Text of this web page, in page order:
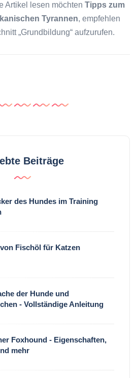
Artikel lesen möchten Tipps zum
Tyrannen, empfehlen
„Grundbildung“ aufzurufen.
Beiträge
des Hundes im Training
Fischöl für Katzen
der Hunde und
- Vollständige Anleitung
Foxhound - Eigenschaften,
mehr